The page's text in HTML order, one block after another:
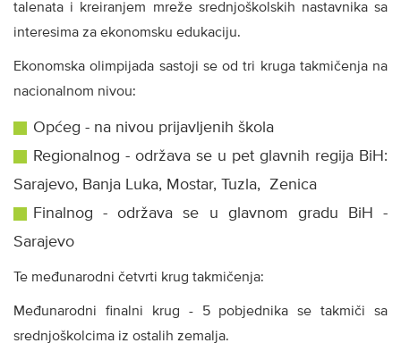
talenata i kreiranjem mreže srednjoškolskih nastavnika sa
interesima za ekonomsku edukaciju.
Ekonomska olimpijada sastoji se od tri kruga takmičenja na
nacionalnom nivou:
Općeg - na nivou prijavljenih škola
Regionalnog - održava se u pet glavnih regija BiH:
Sarajevo, Banja Luka, Mostar, Tuzla, Zenica
Finalnog - održava se u glavnom gradu BiH -
Sarajevo
Te međunarodni četvrti krug takmičenja:
Međunarodni finalni krug - 5 pobjednika se takmiči sa
srednjoškolcima iz ostalih zemalja.